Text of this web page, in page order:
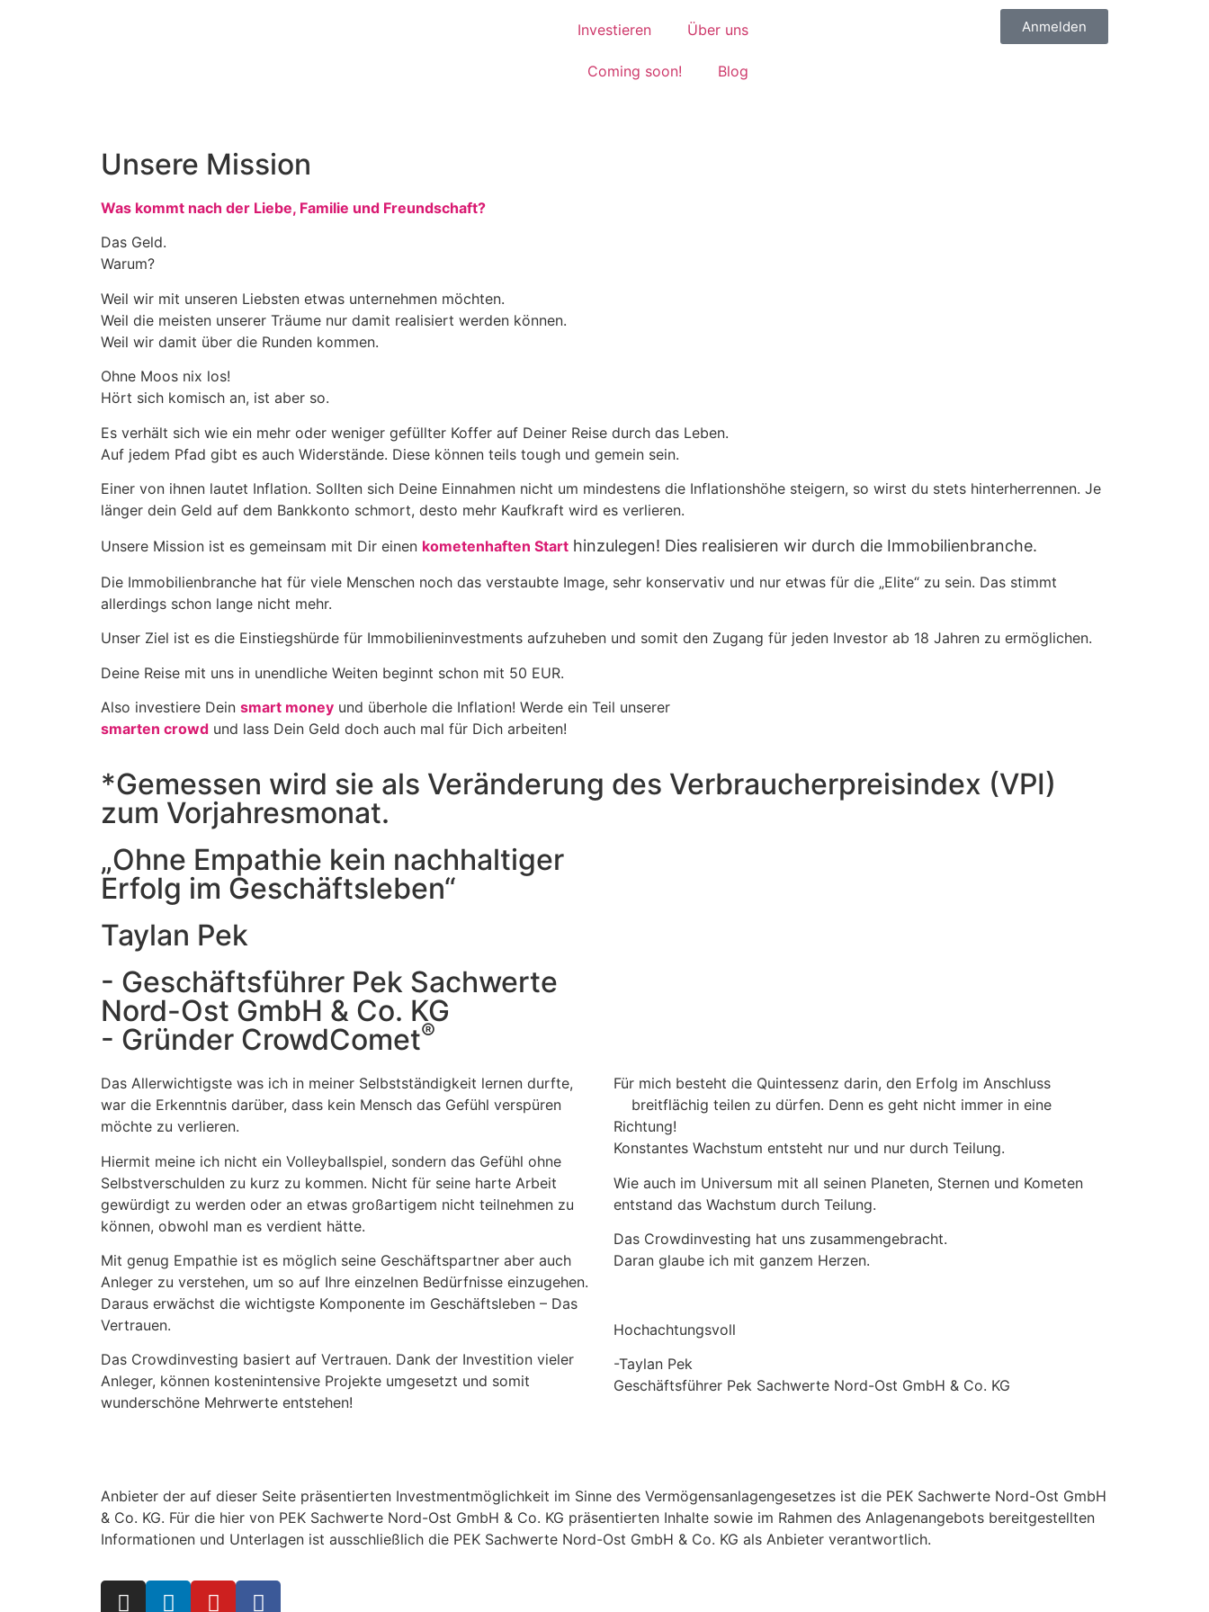
Investieren Über uns
Coming soon! Blog
Anmelden
Unsere Mission
Was kommt nach der Liebe, Familie und Freundschaft?
Das Geld.
Warum?
Weil wir mit unseren Liebsten etwas unternehmen möchten.
Weil die meisten unserer Träume nur damit realisiert werden können.
Weil wir damit über die Runden kommen.
Ohne Moos nix los!
Hört sich komisch an, ist aber so.
Es verhält sich wie ein mehr oder weniger gefüllter Koffer auf Deiner Reise durch das Leben.
Auf jedem Pfad gibt es auch Widerstände. Diese können teils tough und gemein sein.
Einer von ihnen lautet Inflation. Sollten sich Deine Einnahmen nicht um mindestens die Inflationshöhe steigern, so wirst du stets hinterherrennen. Je
länger dein Geld auf dem Bankkonto schmort, desto mehr Kaufkraft wird es verlieren.
Unsere Mission ist es gemeinsam mit Dir einen kometenhaften Start hinzulegen! Dies realisieren wir durch die Immobilienbranche.
Die Immobilienbranche hat für viele Menschen noch das verstaubte Image, sehr konservativ und nur etwas für die „Elite“ zu sein. Das stimmt
allerdings schon lange nicht mehr.
Unser Ziel ist es die Einstiegshürde für Immobilieninvestments aufzuheben und somit den Zugang für jeden Investor ab 18 Jahren zu ermöglichen.
Deine Reise mit uns in unendliche Weiten beginnt schon mit 50 EUR.
Also investiere Dein smart money und überhole die Inflation! Werde ein Teil unserer
smarten crowd und lass Dein Geld doch auch mal für Dich arbeiten!
*Gemessen wird sie als Veränderung des Verbraucherpreisindex (VPI)
zum Vorjahresmonat.
„Ohne Empathie kein nachhaltiger
Erfolg im Geschäftsleben“
Taylan Pek
- Geschäftsführer Pek Sachwerte
Nord-Ost GmbH & Co. KG
- Gründer CrowdComet®
Das Allerwichtigste was ich in meiner Selbstständigkeit lernen durfte,
war die Erkenntnis darüber, dass kein Mensch das Gefühl verspüren
möchte zu verlieren.
Hiermit meine ich nicht ein Volleyballspiel, sondern das Gefühl ohne
Selbstverschulden zu kurz zu kommen. Nicht für seine harte Arbeit
gewürdigt zu werden oder an etwas großartigem nicht teilnehmen zu
können, obwohl man es verdient hätte.
Mit genug Empathie ist es möglich seine Geschäftspartner aber auch
Anleger zu verstehen, um so auf Ihre einzelnen Bedürfnisse einzugehen.
Daraus erwächst die wichtigste Komponente im Geschäftsleben – Das
Vertrauen.
Das Crowdinvesting basiert auf Vertrauen. Dank der Investition vieler
Anleger, können kostenintensive Projekte umgesetzt und somit
wunderschöne Mehrwerte entstehen!
Für mich besteht die Quintessenz darin, den Erfolg im Anschluss
breitflächig teilen zu dürfen. Denn es geht nicht immer in eine
Richtung!
Konstantes Wachstum entsteht nur und nur durch Teilung.
Wie auch im Universum mit all seinen Planeten, Sternen und Kometen
entstand das Wachstum durch Teilung.
Das Crowdinvesting hat uns zusammengebracht.
Daran glaube ich mit ganzem Herzen.
Hochachtungsvoll
-Taylan Pek
Geschäftsführer Pek Sachwerte Nord-Ost GmbH & Co. KG
Anbieter der auf dieser Seite präsentierten Investmentmöglichkeit im Sinne des Vermögensanlagengesetzes ist die PEK Sachwerte Nord-Ost GmbH
& Co. KG. Für die hier von PEK Sachwerte Nord-Ost GmbH & Co. KG präsentierten Inhalte sowie im Rahmen des Anlagenangebots bereitgestellten
Informationen und Unterlagen ist ausschließlich die PEK Sachwerte Nord-Ost GmbH & Co. KG als Anbieter verantwortlich.